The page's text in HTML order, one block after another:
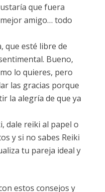
que fuera
amigo… todo
que esté libre de
Bueno,
lo quieres, pero
las gracias porque
la alegría de que ya
dale reiki al papel o
y si no sabes Reiki
tu pareja ideal y
estos consejos y